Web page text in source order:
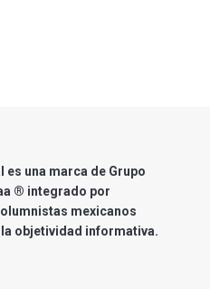
es una marca de Grupo
® integrado por
mexicanos
objetividad informativa.